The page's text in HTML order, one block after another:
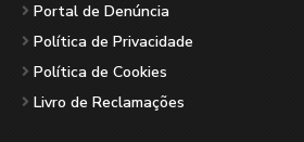
Portal de Denúncia
Política de Privacidade
Política de Cookies
Livro de Reclamações